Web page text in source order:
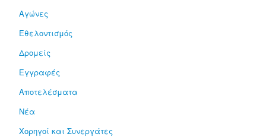
Αγώνες
Εθελοντισμός
Δρομείς
Εγγραφές
Αποτελέσματα
Νέα
Χορηγοί και Συνεργάτες